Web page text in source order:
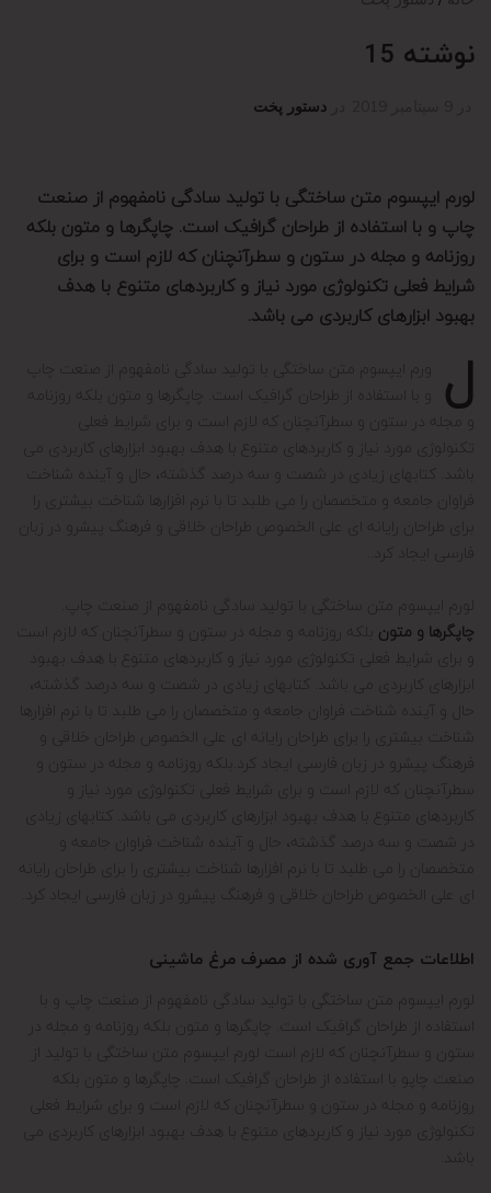
نوشته 15
دستور پخت
لورم ایپسوم متن ساختگی با تولید سادگی نامفهوم از صنعت
چاپ و با استفاده از طراحان گرافیک است. چاپگرها و متون بلکه
روزنامه و مجله در ستون و سطرآنچنان که لازم است و برای
شرایط فعلی تکنولوژی مورد نیاز و کاربردهای متنوع با هدف
بهبود ابزارهای کاربردی می باشد.
ل
ورم ایپسوم متن ساختگی با تولید سادگی نامفهوم از صنعت چاپ
و با استفاده از طراحان گرافیک است. چاپگرها و متون بلکه روزنامه
و مجله در ستون و سطرآنچنان که لازم است و برای شرایط فعلی
تکنولوژی مورد نیاز و کاربردهای متنوع با هدف بهبود ابزارهای کاربردی می
باشد. کتابهای زیادی در شصت و سه درصد گذشته، حال و آینده شناخت
فراوان جامعه و متخصصان را می طلبد تا با نرم افزارها شناخت بیشتری را
برای طراحان رایانه ای علی الخصوص طراحان خلاقی و فرهنگ پیشرو در زبان
فارسی ایجاد کرد..
لورم ایپسوم متن ساختگی با تولید سادگی نامفهوم از صنعت چاپ.
چاپگرها و متون بلکه روزنامه و مجله در ستون و سطرآنچنان که لازم است
و برای شرایط فعلی تکنولوژی مورد نیاز و کاربردهای متنوع با هدف بهبود
ابزارهای کاربردی می باشد. کتابهای زیادی در شصت و سه درصد گذشته،
حال و آینده شناخت فراوان جامعه و متخصصان را می طلبد تا با نرم افزارها
شناخت بیشتری را برای طراحان رایانه ای علی الخصوص طراحان خلاقی و
فرهنگ پیشرو در زبان فارسی ایجاد کرد.بلکه روزنامه و مجله در ستون و
سطرآنچنان که لازم است و برای شرایط فعلی تکنولوژی مورد نیاز و
کاربردهای متنوع با هدف بهبود ابزارهای کاربردی می باشد. کتابهای زیادی
در شصت و سه درصد گذشته، حال و آینده شناخت فراوان جامعه و
متخصصان را می طلبد تا با نرم افزارها شناخت بیشتری را برای طراحان رایانه
ای علی الخصوص طراحان خلاقی و فرهنگ پیشرو در زبان فارسی ایجاد کرد.
اطلاعات جمع آوری شده از مصرف مرغ ماشینی
لورم ایپسوم متن ساختگی با تولید سادگی نامفهوم از صنعت چاپ و با
استفاده از طراحان گرافیک است. چاپگرها و متون بلکه روزنامه و مجله در
ستون و سطرآنچنان که لازم است لورم ایپسوم متن ساختگی با تولید
صنعت چاپ و با استفاده از طراحان گرافیک است. چاپگرها و متون بلکه
روزنامه و مجله در ستون و سطرآنچنان که لازم است و برای شرایط فعلی
تکنولوژی مورد نیاز و کاربردهای متنوع با هدف بهبود ابزارهای کاربردی می
باشد.